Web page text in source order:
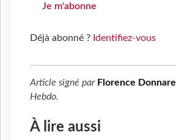
Je m'abonne
Déjà abonné ? Identifiez-vous
Article signé par Florence Donnarel
Hebdo.
À lire aussi